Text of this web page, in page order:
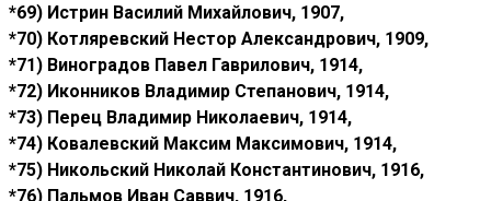
*69) Истрин Василий Михайлович, 1907,
*70) Котляревский Нестор Александрович, 1909,
*71) Виноградов Павел Гаврилович, 1914,
*72) Иконников Владимир Степанович, 1914,
*73) Перец Владимир Николаевич, 1914,
*74) Ковалевский Максим Максимович, 1914,
*75) Никольский Николай Константинович, 1916,
*76) Пальмов Иван Саввич, 1916,